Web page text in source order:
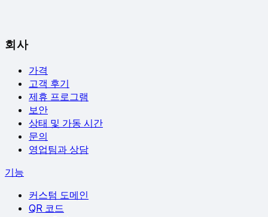
회사
가격
고객 후기
제휴 프로그램
보안
상태 및 가동 시간
문의
영업팀과 상담
기능
커스텀 도메인
QR 코드